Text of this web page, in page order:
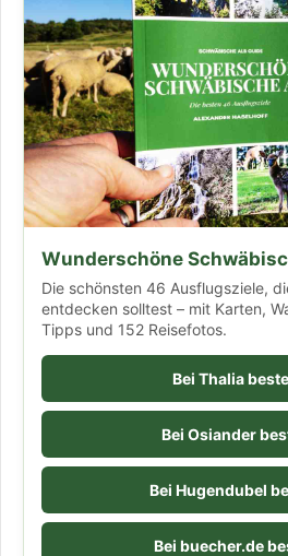
Wunderschöne
Die schönsten 46 Ausflugsziele,
entdecken solltest – mit Karten,
Tipps und 152 Reisefotos.
Bei Thalia
Bei Osiander
Bei Hugendubel
Bei buecher.de